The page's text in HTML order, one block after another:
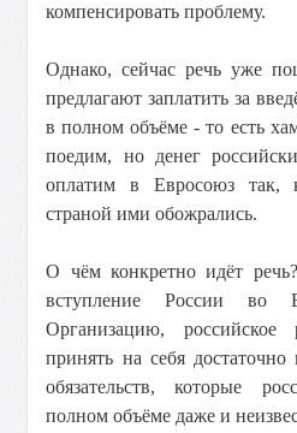
компенсировать проблему.
Однако, сейчас речь уже
предлагают заплатить за
в полном объёме - то есть
поедим, но денег
оплатим в Евросоюз так,
страной ими обожрались.
О чём конкретно идёт
вступление России во
Организацию, российское
принять на себя
обязательств, которые
полном объёме даже и